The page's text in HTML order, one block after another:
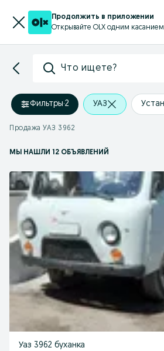
Продолжить в приложении
Открывайте OLX одним касанием
Что ищете?
Фильтры·2 УАЗ
Продажа УАЗ 3962
МЫ НАШЛИ 12 ОБЪЯВЛЕНИЙ
Уаз 3962 буханка